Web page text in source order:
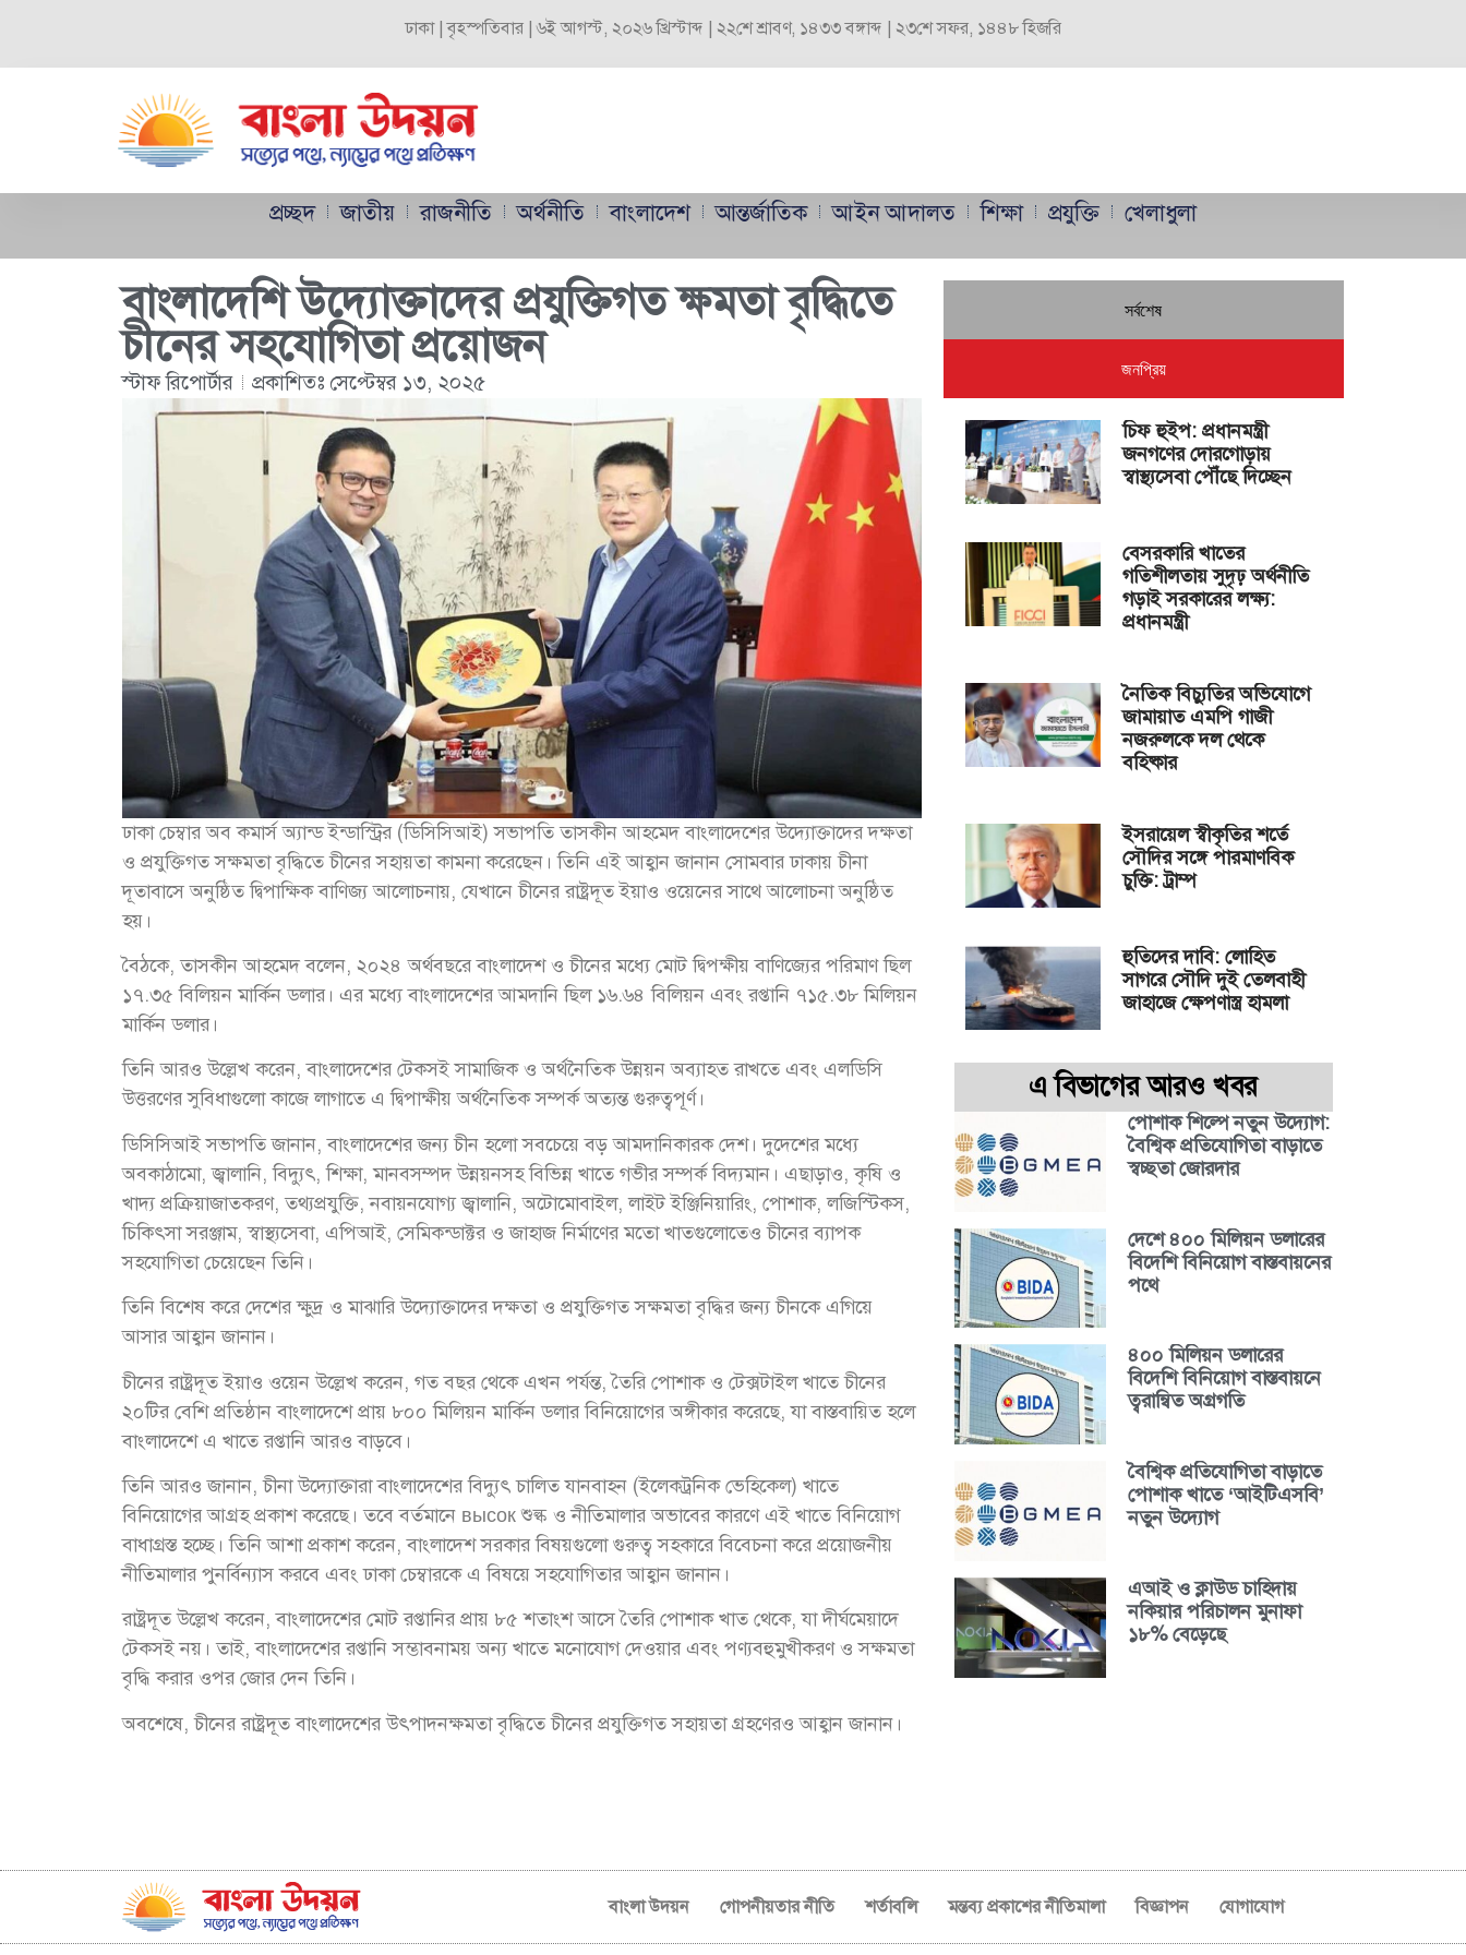
ঢাকা | বৃহস্পতিবার | ৬ই আগস্ট, ২০২৬ খ্রিস্টাব্দ | ২২শে শ্রাবণ, ১৪৩৩ বঙ্গাব্দ | ২৩শে সফর, ১৪৪৮ হিজরি
প্রচ্ছদ জাতীয় রাজনীতি অর্থনীতি বাংলাদেশ আন্তর্জাতিক আইন আদালত শিক্ষা প্রযুক্তি খেলাধুলা
বাংলাদেশি উদ্যোক্তাদের প্রযুক্তিগত ক্ষমতা বৃদ্ধিতে
চীনের সহযোগিতা প্রয়োজন
স্টাফ রিপোর্টার প্রকাশিতঃ সেপ্টেম্বর ১৩, ২০২৫
ঢাকা চেম্বার অব কমার্স অ্যান্ড ইন্ডাস্ট্রির (ডিসিসিআই) সভাপতি তাসকীন আহমেদ বাংলাদেশের উদ্যোক্তাদের দক্ষতা
ও প্রযুক্তিগত সক্ষমতা বৃদ্ধিতে চীনের সহায়তা কামনা করেছেন। তিনি এই আহ্বান জানান সোমবার ঢাকায় চীনা
দূতাবাসে অনুষ্ঠিত দ্বিপাক্ষিক বাণিজ্য আলোচনায়, যেখানে চীনের রাষ্ট্রদূত ইয়াও ওয়েনের সাথে আলোচনা অনুষ্ঠিত
হয়।
বৈঠকে, তাসকীন আহমেদ বলেন, ২০২৪ অর্থবছরে বাংলাদেশ ও চীনের মধ্যে মোট দ্বিপক্ষীয় বাণিজ্যের পরিমাণ ছিল
১৭.৩৫ বিলিয়ন মার্কিন ডলার। এর মধ্যে বাংলাদেশের আমদানি ছিল ১৬.৬৪ বিলিয়ন এবং রপ্তানি ৭১৫.৩৮ মিলিয়ন
মার্কিন ডলার।
তিনি আরও উল্লেখ করেন, বাংলাদেশের টেকসই সামাজিক ও অর্থনৈতিক উন্নয়ন অব্যাহত রাখতে এবং এলডিসি
উত্তরণের সুবিধাগুলো কাজে লাগাতে এ দ্বিপাক্ষীয় অর্থনৈতিক সম্পর্ক অত্যন্ত গুরুত্বপূর্ণ।
ডিসিসিআই সভাপতি জানান, বাংলাদেশের জন্য চীন হলো সবচেয়ে বড় আমদানিকারক দেশ। দুদেশের মধ্যে
অবকাঠামো, জ্বালানি, বিদ্যুৎ, শিক্ষা, মানবসম্পদ উন্নয়নসহ বিভিন্ন খাতে গভীর সম্পর্ক বিদ্যমান। এছাড়াও, কৃষি ও
খাদ্য প্রক্রিয়াজাতকরণ, তথ্যপ্রযুক্তি, নবায়নযোগ্য জ্বালানি, অটোমোবাইল, লাইট ইঞ্জিনিয়ারিং, পোশাক, লজিস্টিকস,
চিকিৎসা সরঞ্জাম, স্বাস্থ্যসেবা, এপিআই, সেমিকন্ডাক্টর ও জাহাজ নির্মাণের মতো খাতগুলোতেও চীনের ব্যাপক
সহযোগিতা চেয়েছেন তিনি।
তিনি বিশেষ করে দেশের ক্ষুদ্র ও মাঝারি উদ্যোক্তাদের দক্ষতা ও প্রযুক্তিগত সক্ষমতা বৃদ্ধির জন্য চীনকে এগিয়ে
আসার আহ্বান জানান।
চীনের রাষ্ট্রদূত ইয়াও ওয়েন উল্লেখ করেন, গত বছর থেকে এখন পর্যন্ত, তৈরি পোশাক ও টেক্সটাইল খাতে চীনের
২০টির বেশি প্রতিষ্ঠান বাংলাদেশে প্রায় ৮০০ মিলিয়ন মার্কিন ডলার বিনিয়োগের অঙ্গীকার করেছে, যা বাস্তবায়িত হলে
বাংলাদেশে এ খাতে রপ্তানি আরও বাড়বে।
তিনি আরও জানান, চীনা উদ্যোক্তারা বাংলাদেশের বিদ্যুৎ চালিত যানবাহন (ইলেকট্রনিক ভেহিকেল) খাতে
বিনিয়োগের আগ্রহ প্রকাশ করেছে। তবে বর্তমানে высок শুল্ক ও নীতিমালার অভাবের কারণে এই খাতে বিনিয়োগ
বাধাগ্রস্ত হচ্ছে। তিনি আশা প্রকাশ করেন, বাংলাদেশ সরকার বিষয়গুলো গুরুত্ব সহকারে বিবেচনা করে প্রয়োজনীয়
নীতিমালার পুনর্বিন্যাস করবে এবং ঢাকা চেম্বারকে এ বিষয়ে সহযোগিতার আহ্বান জানান।
রাষ্ট্রদূত উল্লেখ করেন, বাংলাদেশের মোট রপ্তানির প্রায় ৮৫ শতাংশ আসে তৈরি পোশাক খাত থেকে, যা দীর্ঘমেয়াদে
টেকসই নয়। তাই, বাংলাদেশের রপ্তানি সম্ভাবনাময় অন্য খাতে মনোযোগ দেওয়ার এবং পণ্যবহুমুখীকরণ ও সক্ষমতা
বৃদ্ধি করার ওপর জোর দেন তিনি।
অবশেষে, চীনের রাষ্ট্রদূত বাংলাদেশের উৎপাদনক্ষমতা বৃদ্ধিতে চীনের প্রযুক্তিগত সহায়তা গ্রহণেরও আহ্বান জানান।
সর্বশেষ
জনপ্রিয়
চিফ হুইপ: প্রধানমন্ত্রী
জনগণের দোরগোড়ায়
স্বাস্থ্যসেবা পৌঁছে দিচ্ছেন
বেসরকারি খাতের
গতিশীলতায় সুদৃঢ় অর্থনীতি
গড়াই সরকারের লক্ষ্য:
প্রধানমন্ত্রী
নৈতিক বিচ্যুতির অভিযোগে
জামায়াত এমপি গাজী
নজরুলকে দল থেকে
বহিষ্কার
ইসরায়েল স্বীকৃতির শর্তে
সৌদির সঙ্গে পারমাণবিক
চুক্তি: ট্রাম্প
হুতিদের দাবি: লোহিত
সাগরে সৌদি দুই তেলবাহী
জাহাজে ক্ষেপণাস্ত্র হামলা
এ বিভাগের আরও খবর
পোশাক শিল্পে নতুন উদ্যোগ:
বৈশ্বিক প্রতিযোগিতা বাড়াতে
স্বচ্ছতা জোরদার
দেশে ৪০০ মিলিয়ন ডলারের
বিদেশি বিনিয়োগ বাস্তবায়নের
পথে
৪০০ মিলিয়ন ডলারের
বিদেশি বিনিয়োগ বাস্তবায়নে
ত্বরান্বিত অগ্রগতি
বৈশ্বিক প্রতিযোগিতা বাড়াতে
পোশাক খাতে ‘আইটিএসবি’
নতুন উদ্যোগ
এআই ও ক্লাউড চাহিদায়
নকিয়ার পরিচালন মুনাফা
১৮% বেড়েছে
বাংলা উদয়ন গোপনীয়তার নীতি শর্তাবলি মন্তব্য প্রকাশের নীতিমালা বিজ্ঞাপন যোগাযোগ